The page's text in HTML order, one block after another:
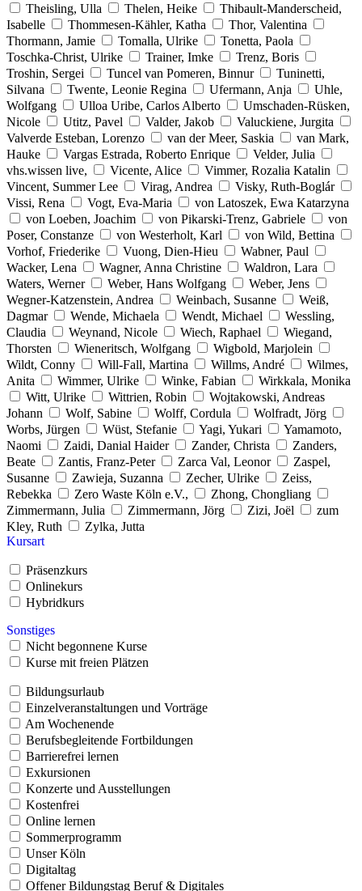
Theisling, Ulla
Thelen, Heike
Thibault-Manderscheid,
Isabelle
Thommesen-Kähler, Katha
Thor, Valentina
Thormann, Jamie
Tomalla, Ulrike
Tonetta, Paola
Toschka-Christ, Ulrike
Trainer, Imke
Trenz, Boris
Troshin, Sergei
Tuncel van Pomeren, Binnur
Tuninetti,
Silvana
Twente, Leonie Regina Ufermann, Anja
Uhle,
Wolfgang
Ulloa Uribe, Carlos Alberto
Umschaden-Rüsken,
Nicole
Utitz, Pavel Valder, Jakob
Valuckiene, Jurgita
Valverde Esteban, Lorenzo
van der Meer, Saskia
van Mark,
Hauke
Vargas Estrada, Roberto Enrique
Velder, Julia
vhs.wissen live,
Vicente, Alice
Vimmer, Rozalia Katalin
Vincent, Summer Lee
Virag, Andrea
Visky, Ruth-Boglár
Vissi, Rena
Vogt, Eva-Maria
von Latoszek, Ewa Katarzyna
von Loeben, Joachim
von Pikarski-Trenz, Gabriele
von
Poser, Constanze
von Westerholt, Karl
von Wild, Bettina
Vorhof, Friederike
Vuong, Dien-Hieu
Wabner, Paul
Wacker, Lena
Wagner, Anna Christine
Waldron, Lara
Waters, Werner
Weber, Hans Wolfgang
Weber, Jens
Wegner-Katzenstein, Andrea
Weinbach, Susanne
Weiß,
Dagmar
Wende, Michaela Wendt, Michael
Wessling,
Claudia
Weynand, Nicole Wiech, Raphael
Wiegand,
Thorsten
Wieneritsch, Wolfgang
Wigbold, Marjolein
Wildt, Conny
Will-Fall, Martina Willms, André
Wilmes,
Anita
Wimmer, Ulrike Winke, Fabian
Wirkkala, Monika
Witt, Ulrike
Wittrien, Robin
Wojtakowski, Andreas
Johann
Wolf, Sabine Wolff, Cordula
Wolfradt, Jörg
Worbs, Jürgen
Wüst, Stefanie Yagi, Yukari
Yamamoto,
Naomi
Zaidi, Danial Haider Zander, Christa
Zanders,
Beate
Zantis, Franz-Peter Zarca Val, Leonor
Zaspel,
Susanne
Zawieja, Suzanna Zecher, Ulrike
Zeiss,
Rebekka
Zero Waste Köln e.V.,
Zhong, Chongliang
Zimmermann, Julia
Zimmermann, Jörg Zizi, Joël
zum
Kley, Ruth
Zylka, Jutta
Kursart
Präsenzkurs
Onlinekurs
Hybridkurs
Sonstiges
Nicht begonnene Kurse
Kurse mit freien Plätzen
Bildungsurlaub
Einzelveranstaltungen und Vorträge
Am Wochenende
Berufsbegleitende Fortbildungen
Barrierefrei lernen
Exkursionen
Konzerte und Ausstellungen
Kostenfrei
Online lernen
Sommerprogramm
Unser Köln
Digitaltag
Offener Bildungstag Beruf & Digitales